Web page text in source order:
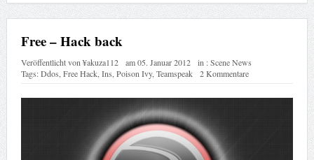
Free – Hack back
Veröffentlicht von¥akuza112 am05. Januar 2012 in :Scene News
Tags:Ddos,Free Hack,Ins,Poison Ivy,Teamspeak 2 Kommentare